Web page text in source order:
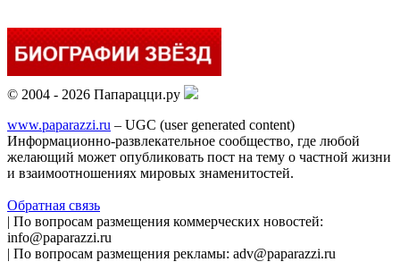
© 2004 - 2026 Папарацци.ру
www.paparazzi.ru – UGC (user generated content)
Информационно-развлекательное сообщество, где любой
желающий может опубликовать пост на тему о частной жизни
и взаимоотношениях мировых знаменитостей.
Обратная связь
| По вопросам размещения коммерческих новостей:
info@paparazzi.ru
| По вопросам размещения рекламы: adv@paparazzi.ru